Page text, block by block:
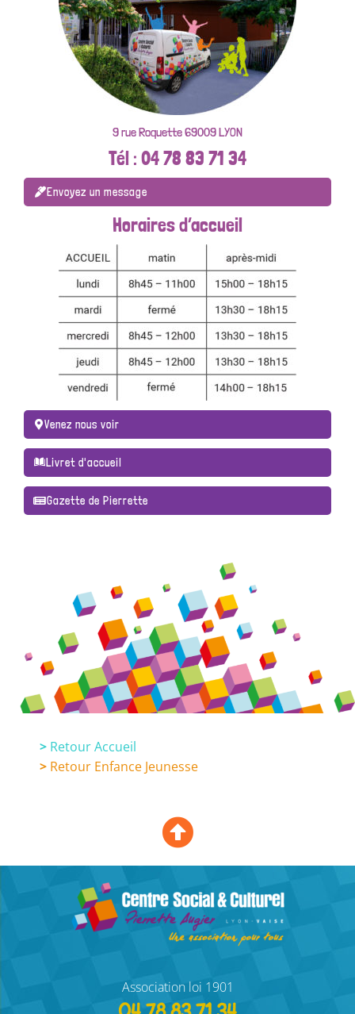
9 rue Roquette 69009 LYON
Tél : 04 78 83 71 34
Envoyez un message
Horaires d’accueil
Venez nous voir
Livret d'accueil
Gazette de Pierrette
> Retour Accueil
> Retour Enfance Jeunesse
Association loi 1901